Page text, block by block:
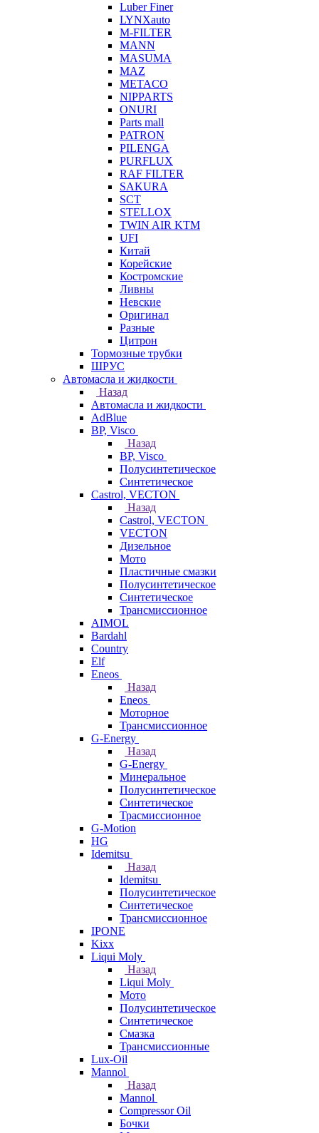
Luber Finer
LYNXauto
M-FILTER
MANN
MASUMA
MAZ
METACO
NIPPARTS
ONURI
Parts mall
PATRON
PILENGA
PURFLUX
RAF FILTER
SAKURA
SCT
STELLOX
TWIN AIR KTM
UFI
Китай
Корейские
Костромские
Ливны
Невские
Оригинал
Разные
Цитрон
Тормозные трубки
ШРУС
Автомасла и жидкости
Назад
Автомасла и жидкости
AdBlue
BP, Visco
Назад
BP, Visco
Полусинтетическое
Синтетическое
Castrol, VECTON
Назад
Castrol, VECTON
VECTON
Дизельное
Мото
Пластичные смазки
Полусинтетическое
Синтетическое
Трансмиссионное
AIMOL
Bardahl
Country
Elf
Eneos
Назад
Eneos
Моторное
Трансмиссионное
G-Energy
Назад
G-Energy
Минеральное
Полусинтетическое
Синтетическое
Трасмиссионное
G-Motion
HG
Idemitsu
Назад
Idemitsu
Полусинтетическое
Синтетическое
Трансмиссионное
IPONE
Kixx
Liqui Moly
Назад
Liqui Moly
Мото
Полусинтетическое
Синтетическое
Смазка
Трансмиссионные
Lux-Oil
Mannol
Назад
Mannol
Compressor Oil
Бочки